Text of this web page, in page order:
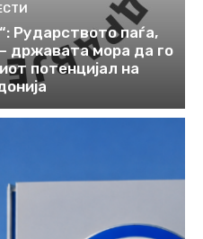
Рударството паѓа,
државата мора да го
потенцијал на